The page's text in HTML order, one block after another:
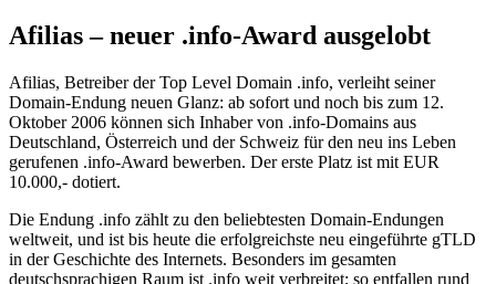
Afilias – neuer .info-Award ausgelobt
Afilias, Betreiber der Top Level Domain .info, verleiht seiner
Domain-Endung neuen Glanz: ab sofort und noch bis zum 12.
Oktober 2006 können sich Inhaber von .info-Domains aus
Deutschland, Österreich und der Schweiz für den neu ins Leben
gerufenen .info-Award bewerben. Der erste Platz ist mit EUR
10.000,- dotiert.
Die Endung .info zählt zu den beliebtesten Domain-Endungen
weltweit, und ist bis heute die erfolgreichste neu eingeführte gTLD
in der Geschichte des Internets. Besonders im gesamten
deutschsprachigen Raum ist .info weit verbreitet; so entfallen rund